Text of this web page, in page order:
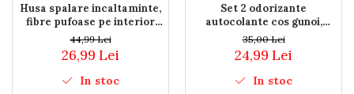
Husa spalare incaltaminte,
fibre pufoase pe interior
pentru curatare facila,
32x20x20 cm. cu fermoar
44,99 Lei
26,99 Lei
In stoc
Set 2 odorizante
autocolante cos gunoi,
aroma de lamaie, 7 ml
35,00 Lei
24,99 Lei
In stoc